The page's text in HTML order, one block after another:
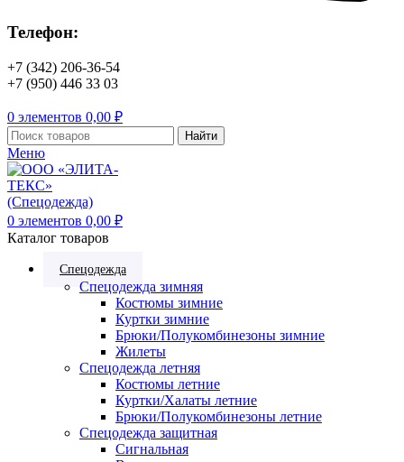
Телефон:
+7 (342) 206-36-54
+7 (950) 446 33 03
0 элементов 0,00 ₽
Найти
Меню
0 элементов 0,00 ₽
Каталог товаров
Спецодежда
Спецодежда зимняя
Костюмы зимние
Куртки зимние
Брюки/Полукомбинезоны зимние
Жилеты
Спецодежда летняя
Костюмы летние
Куртки/Халаты летние
Брюки/Полукомбинезоны летние
Спецодежда защитная
Сигнальная